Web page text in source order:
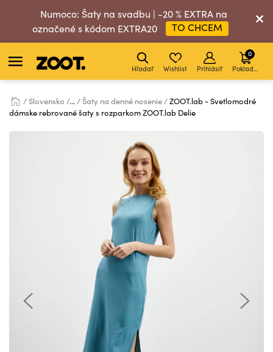
Numoco: Šaty na svadbu | -20 % EXTRA na
označené s kódom EXTRA20
TO CHCEM
Hľadať Wishlist Prihlásiť Pokladňa
0
Slovensko ... Šaty na denné nosenie
ZOOT.lab - Svetlomodré
dámske rebrované šaty s rozparkom ZOOT.lab Delie